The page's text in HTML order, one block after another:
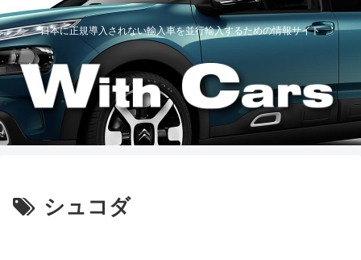
日本に正規導入されない輸入車を並行輸入するための情報サイト
シュコダ